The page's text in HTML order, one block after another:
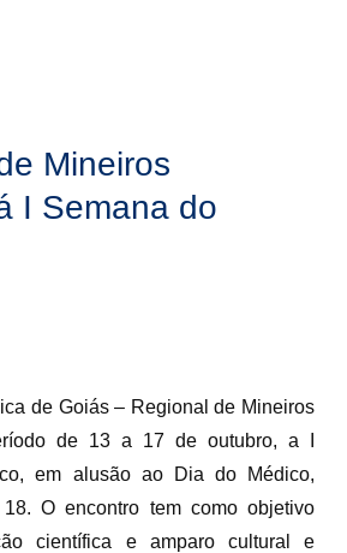
Mineiros
I Semana do
de Goiás – Regional de Mineiros
de 13 a 17 de outubro, a I
em alusão ao Dia do Médico,
O encontro tem como objetivo
científica e amparo cultural e